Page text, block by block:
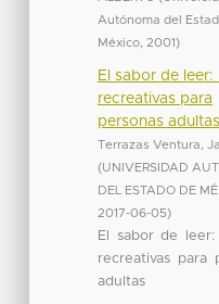
Autónoma del
México, 2001)
El sabor de leer:
recreativas para
personas adultas
Terrazas Ventura,
(UNIVERSIDAD
DEL ESTADO DE
2017-06-05)
El sabor de leer:
recreativas para
adultas